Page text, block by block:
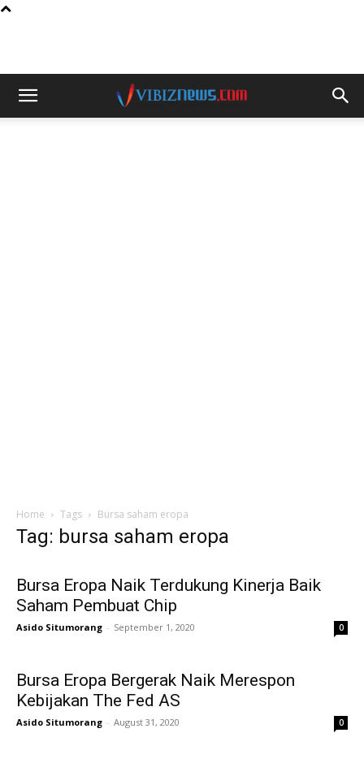
Home Tags Bursa saham eropa
Tag: bursa saham eropa
Bursa Eropa Naik Terdukung Kinerja Baik
Saham Pembuat Chip
Asido Situmorang - September 1, 2020 0
Bursa Eropa Bergerak Naik Merespon
Kebijakan The Fed AS
Asido Situmorang - August 31, 2020 0